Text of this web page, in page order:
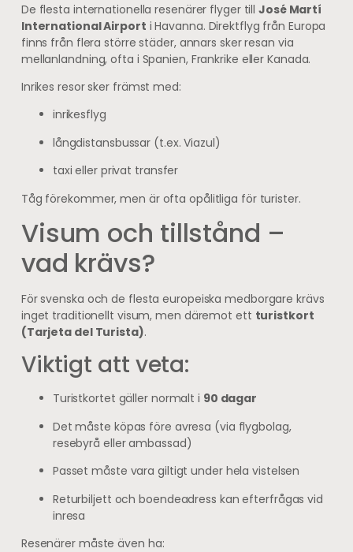
De flesta internationella resenärer flyger tillJosé Martí
International Airport i Havanna. Direktflyg från Europa
finns från flera större städer, annars sker resan via
mellanlandning, ofta i Spanien, Frankrike eller Kanada.
Inrikes resor sker främst med:
inrikesflyg
långdistansbussar (t.ex. Viazul)
taxi eller privat transfer
Tåg förekommer, men är ofta opålitliga för turister.
Visum och tillstånd –
vad krävs?
För svenska och de flesta europeiska medborgare krävs
inget traditionellt visum, men däremot ett turistkort
(Tarjeta del Turista).
Viktigt att veta:
Turistkortet gäller normalt i 90 dagar
Det måste köpas före avresa (via flygbolag,
resebyrå eller ambassad)
Passet måste vara giltigt under hela vistelsen
Returbiljett och boendeadress kan efterfrågas vid
inresa
Resenärer måste även ha: